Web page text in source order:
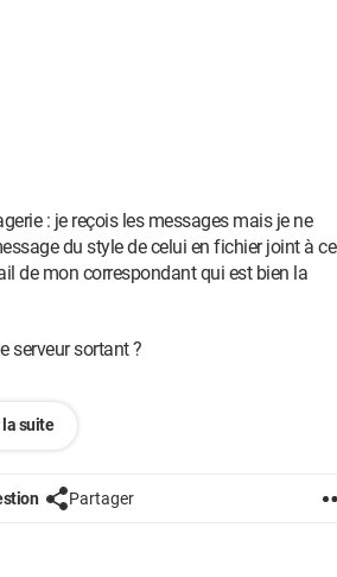
: je reçois les messages mais je ne
du style de celui en fichier joint à ce
de mon correspondant qui est bien la
serveur sortant ?
suite
Partager